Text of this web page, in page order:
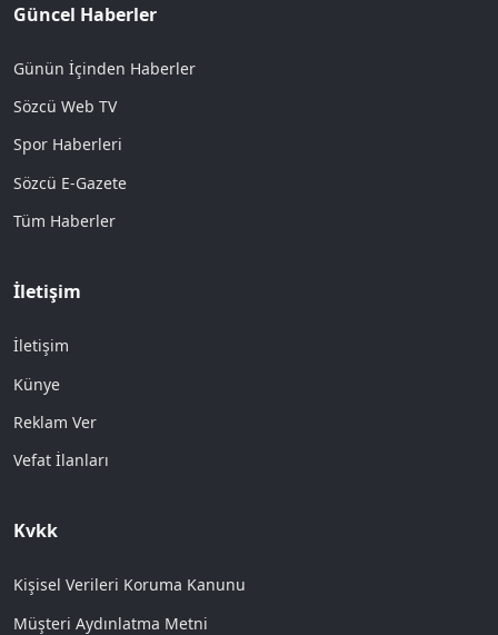
Güncel Haberler
Günün İçinden Haberler
Sözcü Web TV
Spor Haberleri
Sözcü E-Gazete
Tüm Haberler
İletişim
İletişim
Künye
Reklam Ver
Vefat İlanları
Kvkk
Kişisel Verileri Koruma Kanunu
Müşteri Aydınlatma Metni